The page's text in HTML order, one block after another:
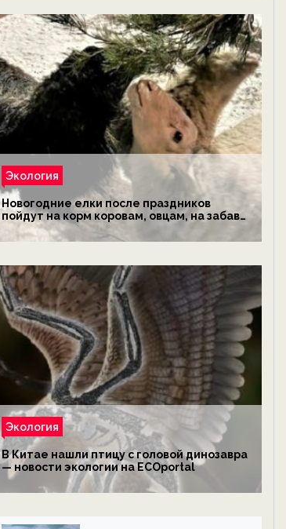
Экология
Новогодние елки после праздников
пойдут на корм коровам, овцам, на забаву
обезьянам, львам и леопардам — новости
экологии на ECOportal
Экология
В Китае нашли птицу с головой динозавра
— новости экологии на ECOportal